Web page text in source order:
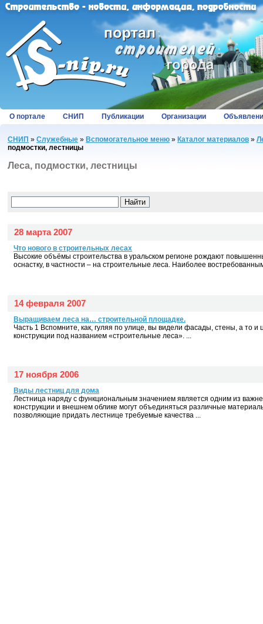
О портале СНИП Публикации Организации
СНИП » Служебные » Вспомогательное меню » Каталог материалов »
подмостки, лестницы
Леса, подмостки, лестницы
28 марта 2007
Что нового в строительных лесах
Высокие объёмы строительства в уральском регионе рождают
оснастку, в частности – на строительные леса. Наиболее
14 февраля 2007
Выращиваем леса на… строительной площадке.
Часть 1 Вспомните, как, гуляя по улице, вы видели фасады, стены, а то
конструкции под названием «строительные леса». ...
17 ноября 2006
Виды лестниц для дома
Лестница наряду с функциональным значением является одним из
конструкции и внешнем облике могут объединяться различные
позволяющие придать лестнице требуемые качества ...